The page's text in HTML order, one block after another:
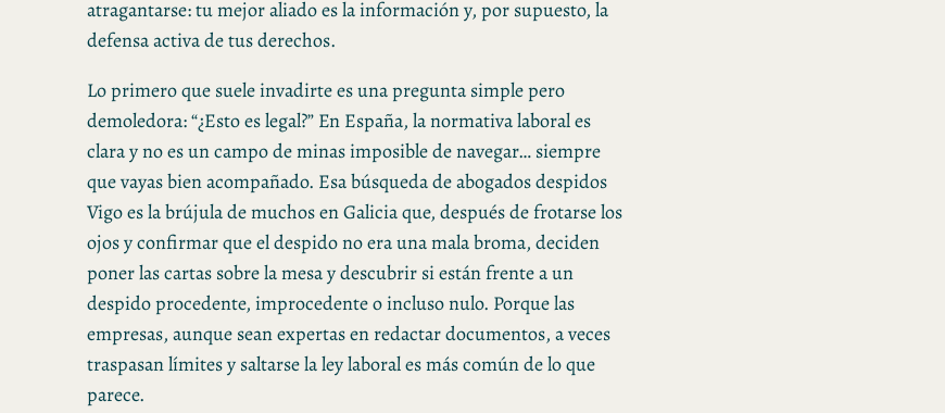
atragantarse: tu mejor aliado es la información y, por supuesto, la
defensa activa de tus derechos.
Lo primero que suele invadirte es una pregunta simple pero
demoledora: “¿Esto es legal?” En España, la normativa laboral es
clara y no es un campo de minas imposible de navegar… siempre
que vayas bien acompañado. Esa búsqueda de abogados despidos
Vigo es la brújula de muchos en Galicia que, después de frotarse los
ojos y confirmar que el despido no era una mala broma, deciden
poner las cartas sobre la mesa y descubrir si están frente a un
despido procedente, improcedente o incluso nulo. Porque las
empresas, aunque sean expertas en redactar documentos, a veces
traspasan límites y saltarse la ley laboral es más común de lo que
parece.